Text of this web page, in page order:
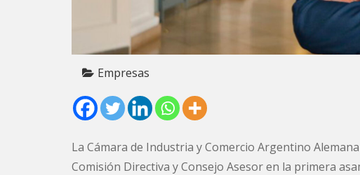
Empresas
La Cámara de Industria y Comercio Argentino
Comisión Directiva y Consejo Asesor en la primera